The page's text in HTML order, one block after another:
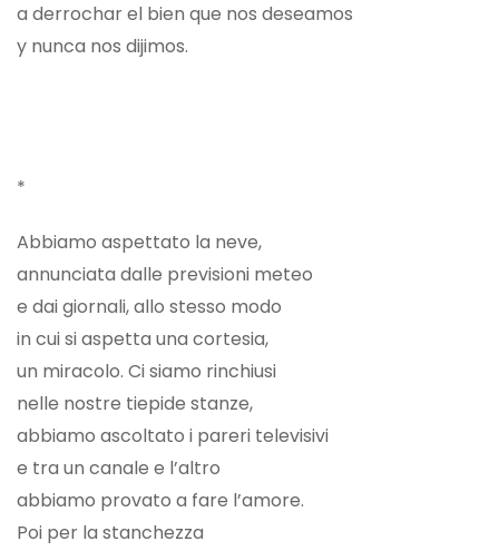
a derrochar el bien que nos deseamos
y nunca nos dijimos.
*
Abbiamo aspettato la neve,
annunciata dalle previsioni meteo
e dai giornali, allo stesso modo
in cui si aspetta una cortesia,
un miracolo. Ci siamo rinchiusi
nelle nostre tiepide stanze,
abbiamo ascoltato i pareri televisivi
e tra un canale e l’altro
abbiamo provato a fare l’amore.
Poi per la stanchezza